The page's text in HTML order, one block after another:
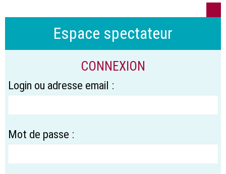
Espace spectateur
CONNEXION
Login ou adresse email :
Mot de passe :